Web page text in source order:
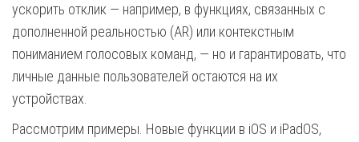
ускорить отклик — например, в функциях, связанных с
дополненной реальностью (AR) или контекстным
пониманием голосовых команд, — но и гарантировать, что
личные данные пользователей остаются на их
устройствах.
Рассмотрим примеры. Новые функции в iOS и iPadOS,